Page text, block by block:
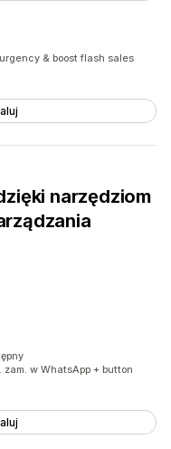
& boost flash sales
narzędziom
w WhatsApp + button